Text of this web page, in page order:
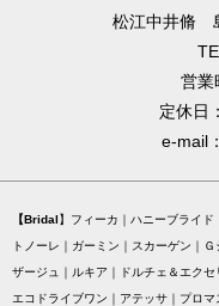
松江中井脩
営業
定休日
e-mail：
Bridal フィーカ ハニーブライド
トノーレ
ガーミン スカーゲン Ｇ
ザージュ
ルキア ドルチェ＆エクセ
エコドライブワン
アテッサ プロマ